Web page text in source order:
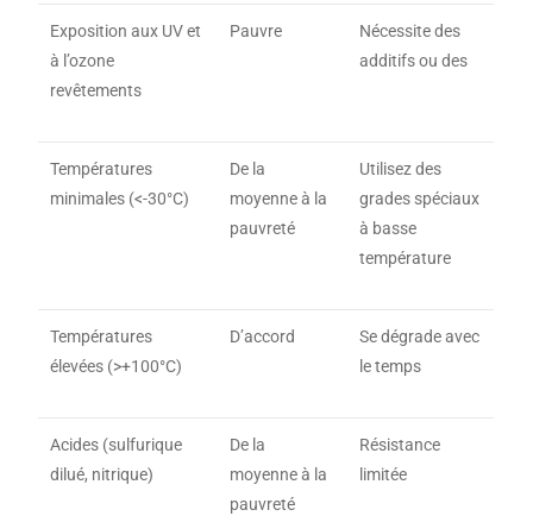
Exposition aux UV et
à l’ozone
revêtements
Pauvre
Nécessite des
additifs ou des
Températures
minimales (<-30°C)
De la
moyenne à la
pauvreté
Utilisez des
grades spéciaux
à basse
température
Températures
élevées (>+100°C)
D’accord
Se dégrade avec
le temps
Acides (sulfurique
dilué, nitrique)
De la
moyenne à la
pauvreté
Résistance
limitée